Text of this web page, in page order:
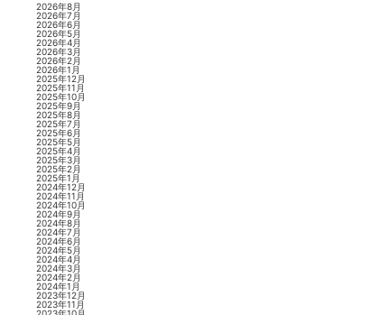
2026年8月
2026年7月
2026年6月
2026年5月
2026年4月
2026年3月
2026年2月
2026年1月
2025年12月
2025年11月
2025年10月
2025年9月
2025年8月
2025年7月
2025年6月
2025年5月
2025年4月
2025年3月
2025年2月
2025年1月
2024年12月
2024年11月
2024年10月
2024年9月
2024年8月
2024年7月
2024年6月
2024年5月
2024年4月
2024年3月
2024年2月
2024年1月
2023年12月
2023年11月